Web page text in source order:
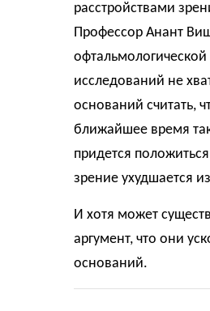
расстройствами
Профессор Анант
исследований не
оснований считать,
ближайшее время
придется
зрение ухудшается
И хотя может
аргумент, что они
оснований.